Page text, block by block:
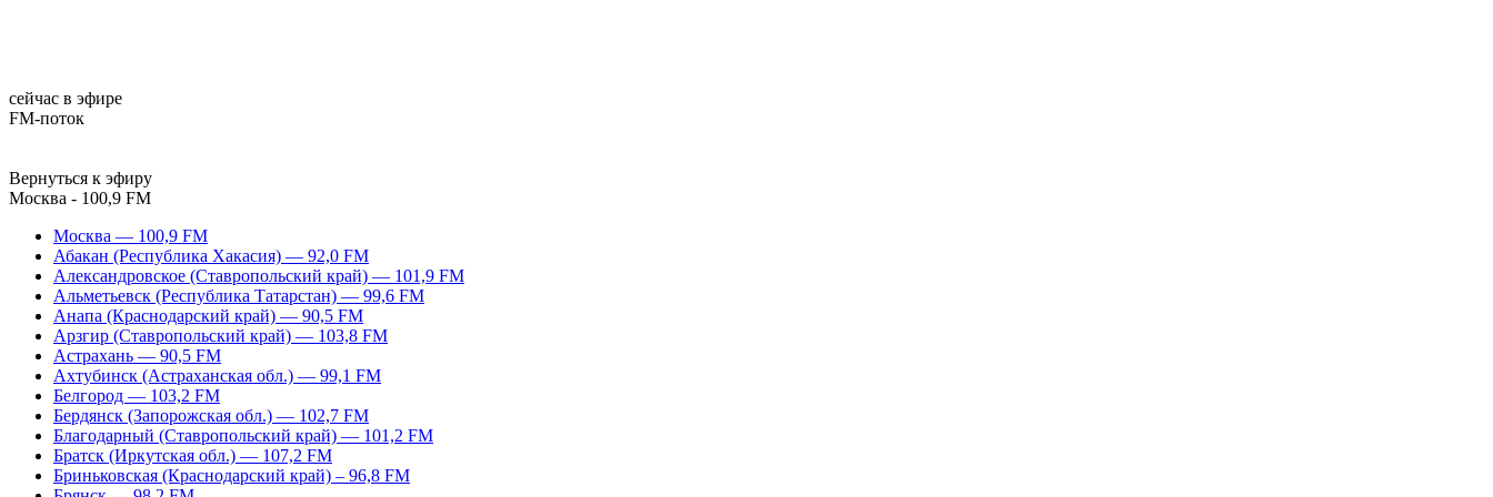
сейчас в эфире
FM-поток
Вернуться к эфиру
Москва - 100,9 FM
Москва — 100,9 FM
Абакан (Республика Хакасия) — 92,0 FM
Александровское (Ставропольский край) — 101,9 FM
Альметьевск (Республика Татарстан) — 99,6 FM
Анапа (Краснодарский край) — 90,5 FM
Арзгир (Ставропольский край) — 103,8 FM
Астрахань — 90,5 FM
Ахтубинск (Астраханская обл.) — 99,1 FM
Белгород — 103,2 FM
Бердянск (Запорожская обл.) — 102,7 FM
Благодарный (Ставропольский край) — 101,2 FM
Братск (Иркутская обл.) — 107,2 FM
Бриньковская (Краснодарский край) – 96,8 FM